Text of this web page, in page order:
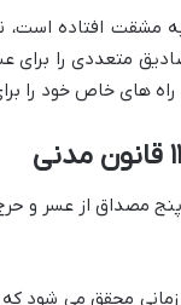
افتاده است،
متعددی را برای
های خاص خود را
مشخص به پنج مصداق از
محقق می شود